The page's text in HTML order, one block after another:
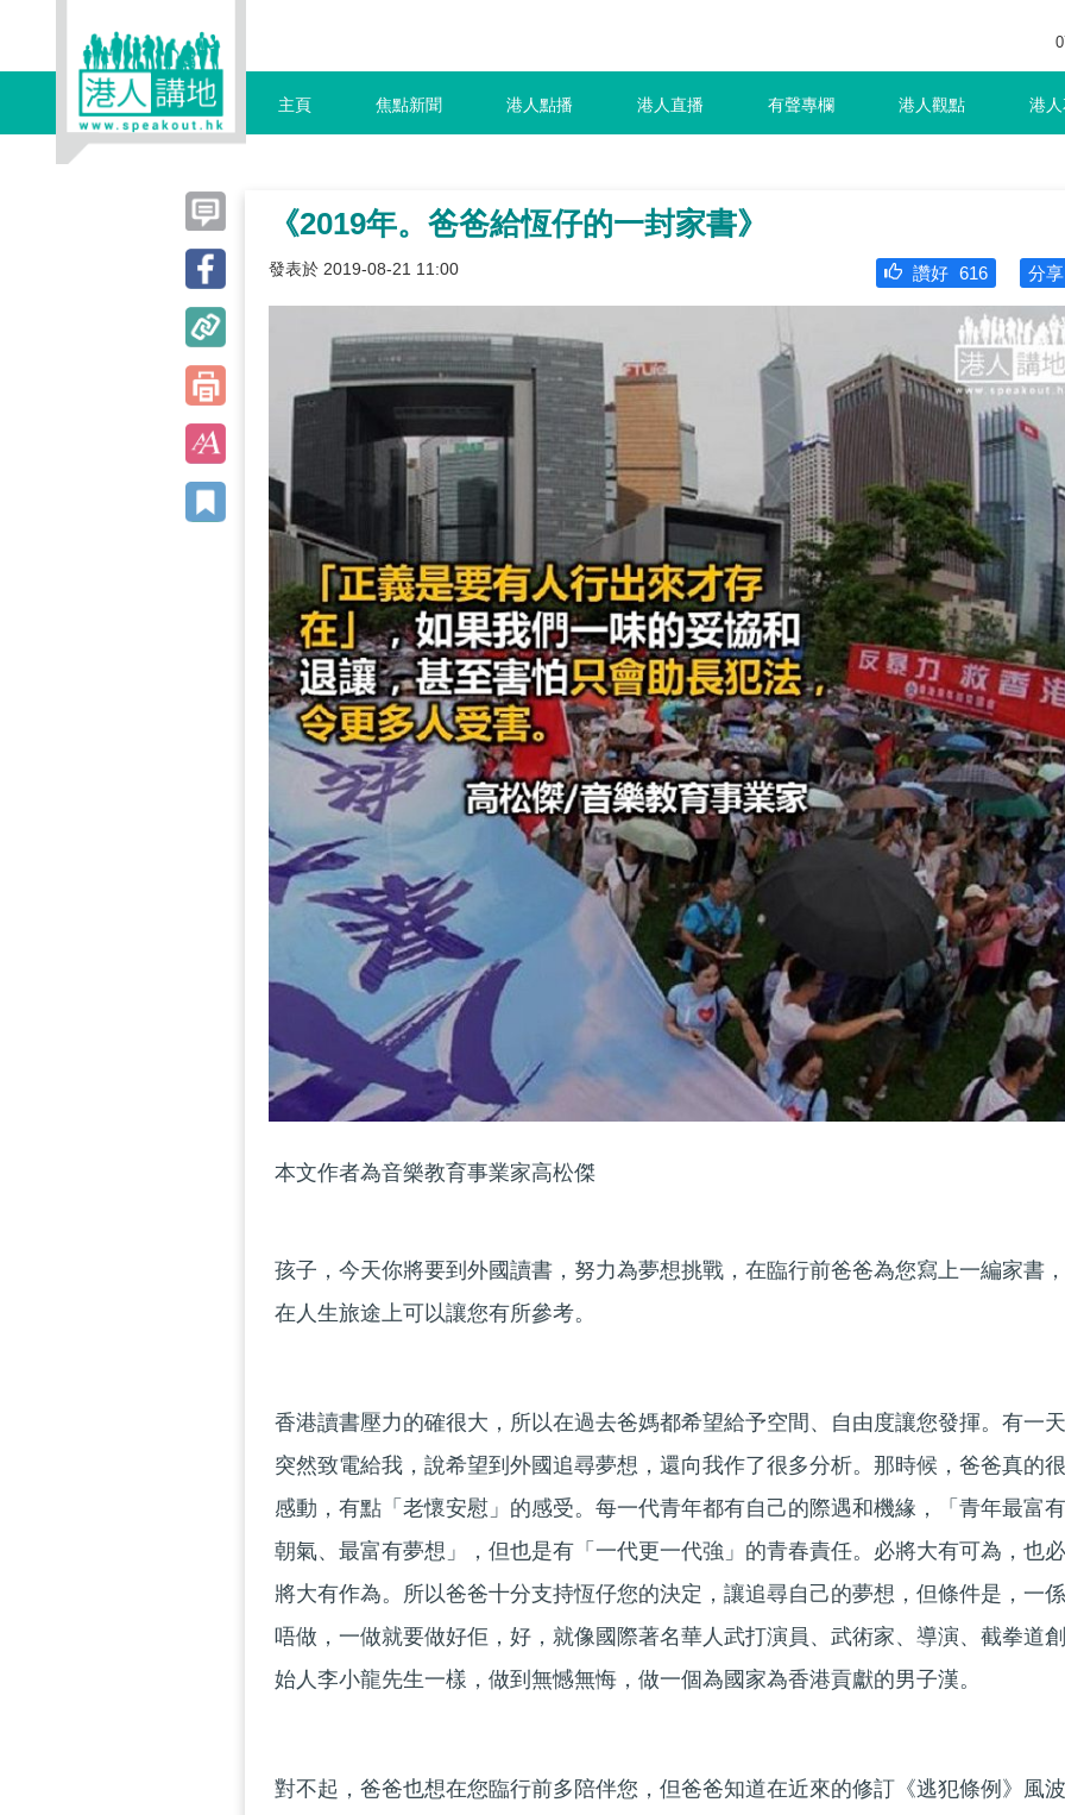
主頁 焦點新聞 港人點播 港人直播 有聲專欄 港人觀點 港
《2019年。爸爸給恆仔的一封家書》
發表於 2019-08-21 11:00 分享
讚好 616
本文作者為音樂教育事業家高松傑
孩子，今天你將要到外國讀書，努力為夢想挑戰，在臨行前爸爸為您寫上一編家書，
在人生旅途上可以讓您有所參考。
香港讀書壓力的確很大，所以在過去爸媽都希望給予空間、自由度讓您發揮。有一天
突然致電給我，說希望到外國追尋夢想，還向我作了很多分析。那時候，爸爸真的很
感動，有點「老懷安慰」的感受。每一代青年都有自己的際遇和機緣，「青年最富有
朝氣、最富有夢想」，但也是有「一代更一代強」的青春責任。必將大有可為，也必
將大有作為。所以爸爸十分支持恆仔您的決定，讓追尋自己的夢想，但條件是，一係
唔做，一做就要做好佢，好，就像國際著名華人武打演員、武術家、導演、截拳道創
始人李小龍先生一樣，做到無憾無悔，做一個為國家為香港貢獻的男子漢。
對不起，爸爸也想在您臨行前多陪伴您，但爸爸知道在近來的修訂《逃犯條例》風波